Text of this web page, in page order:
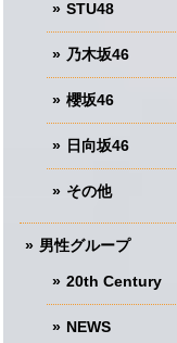
STU48
乃木坂46
櫻坂46
日向坂46
その他
男性グループ
20th Century
NEWS